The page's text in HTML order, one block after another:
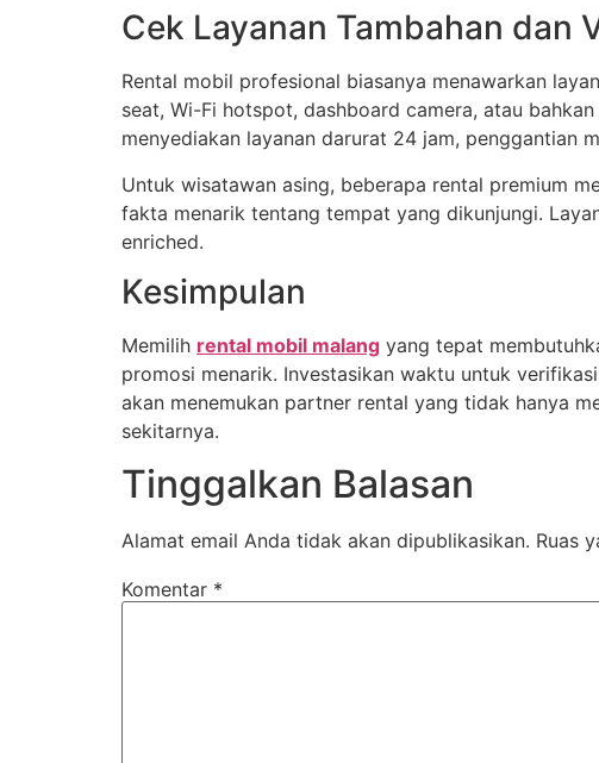
Cek Layanan Tambahan dan
Rental mobil profesional biasanya menawarkan
seat, Wi-Fi hotspot, dashboard camera, atau
menyediakan layanan darurat 24 jam, penggantian
Untuk wisatawan asing, beberapa rental premium
fakta menarik tentang tempat yang dikunjungi.
enriched.
Kesimpulan
Memilih rental mobil malang yang tepat
promosi menarik. Investasikan waktu untuk
akan menemukan partner rental yang tidak hanya
sekitarnya.
Tinggalkan Balasan
Alamat email Anda tidak akan dipublikasikan. Ruas
Komentar *